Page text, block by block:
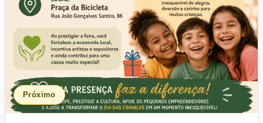
Próximo